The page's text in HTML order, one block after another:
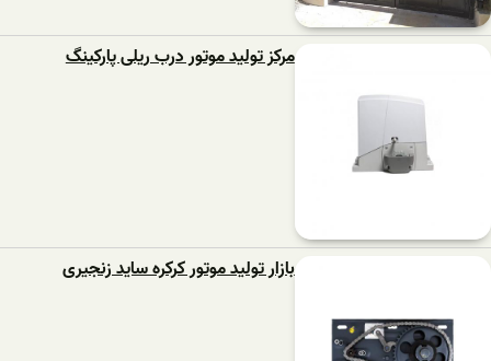
مرکز تولید موتور درب ریلی پارکینگ
بازار تولید موتور کرکره ساید زنجیری